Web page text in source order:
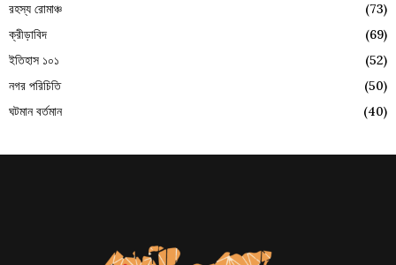
রহস্য রোমাঞ্চ
(73)
ক্রীড়াবিদ
(69)
ইতিহাস ১০১
(52)
নগর পরিচিতি
(50)
ঘটমান বর্তমান
(40)